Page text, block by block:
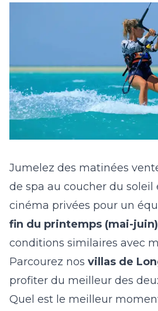
Jumelez des matinées
de spa au coucher du soleil
cinéma privées pour un
fin du printemps (mai-juin)
conditions similaires avec
Parcourez nos villas de
profiter du meilleur des
Quel est le meilleur